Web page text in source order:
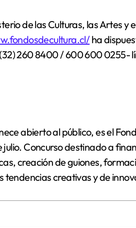
de las Culturas, las Artes y
ha
260 8400 / 600 600 0255-
abierto al público, es el
Concurso destinado a
creación de guiones,
tendencias creativas y de